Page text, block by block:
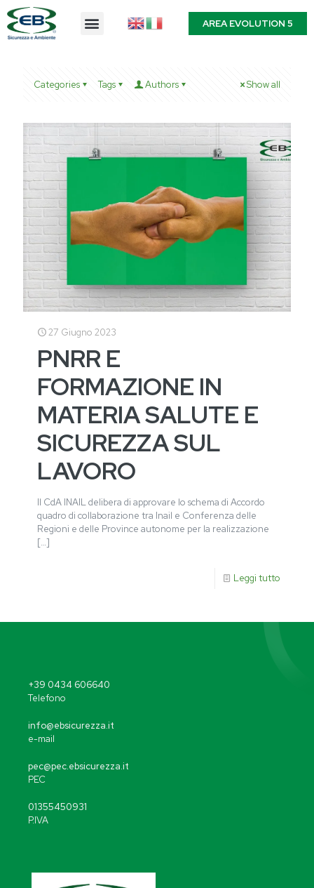
AREA EVOLUTION 5
Categories Tags Authors Show all
27 Giugno 2023
PNRR E
FORMAZIONE IN
MATERIA SALUTE E
SICUREZZA SUL
LAVORO
Il CdA INAIL delibera di approvare lo schema di Accordo
quadro di collaborazione tra Inail e Conferenza delle
Regioni e delle Province autonome per la realizzazione
[…]
Leggi tutto
+39 0434 606640
Telefono
info@ebsicurezza.it
e-mail
pec@pec.ebsicurezza.it
PEC
01355450931
P.IVA